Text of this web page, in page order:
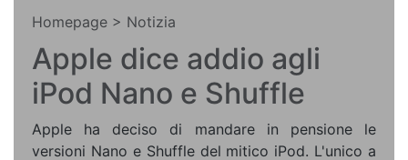
Homepage > Notizia
Apple dice addio agli
iPod Nano e Shuffle
Apple ha deciso di mandare in pensione le
versioni Nano e Shuffle del mitico iPod. L'unico a